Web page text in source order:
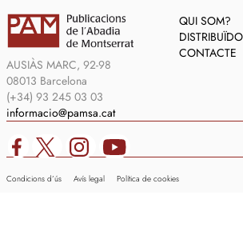
AUSIÀS MARC, 92-98
08013 Barcelona
(+34) 93 245 03 03
informacio@pamsa.cat
QUI SOM?
CONTACTE
Condicions d’ús Avís legal Política de cookies